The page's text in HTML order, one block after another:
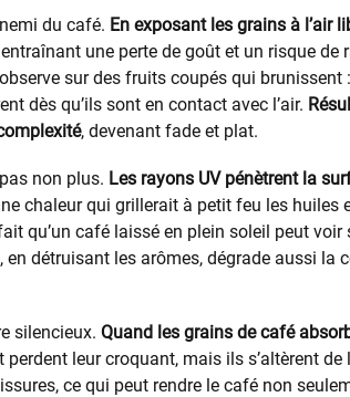
du café. En exposant les grains à l’air
entraînant une perte de goût et un risque de
sur des fruits coupés qui
dès qu’ils sont en contact avec l’air.
, devenant fade et plat.
non plus. Les rayons UV pénètrent la
chaleur qui grillerait à petit feu les huiles
qu’un café laissé en plein soleil peut voir
détruisant les arômes, dégrade aussi la
silencieux. Quand les grains de café
leur croquant, mais ils s’altèrent de
ce qui peut rendre le café non